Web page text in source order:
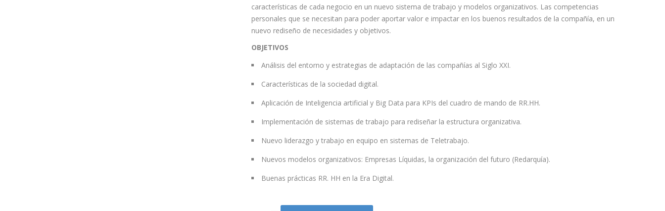
características de cada negocio en un nuevo sistema de trabajo y modelos organizativos. Las competencias
personales que se necesitan para poder aportar valor e impactar en los buenos resultados de la compañía, en un
nuevo rediseño de necesidades y objetivos.
OBJETIVOS
Análisis del entorno y estrategias de adaptación de las compañías al Siglo XXI.
Características de la sociedad digital.
Aplicación de Inteligencia artificial y Big Data para KPIs del cuadro de mando de RR.HH.
Implementación de sistemas de trabajo para rediseñar la estructura organizativa.
Nuevo liderazgo y trabajo en equipo en sistemas de Teletrabajo.
Nuevos modelos organizativos: Empresas Líquidas, la organización del futuro (Redarquía).
Buenas prácticas RR. HH en la Era Digital.